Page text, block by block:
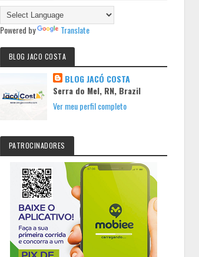
Powered by Translate
BLOG JACO COSTA
BLOG JACÓ COSTA
Serra do Mel, RN, Brazil
Ver meu perfil completo
PATROCINADORES